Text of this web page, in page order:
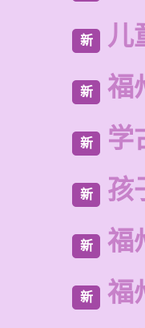
新 儿
新 福
新 学
新 孩
新 福
新 福